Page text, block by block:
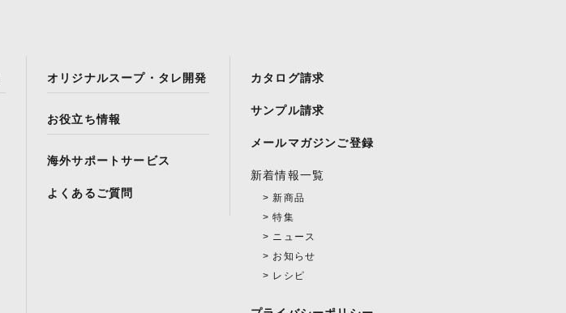
オリジナルスープ・タレ開発
お役立ち情報
海外サポートサービス
よくあるご質問
カタログ請求
サンプル請求
メールマガジンご登録
新着情報一覧
新商品
特集
ニュース
お知らせ
レシピ